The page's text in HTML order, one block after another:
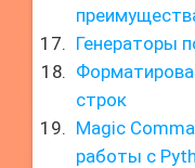
Генераторы
строк
Magic
работы с